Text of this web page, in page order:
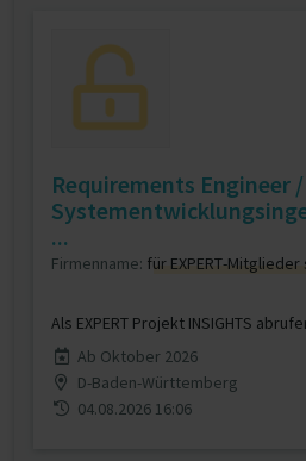
Requirements Engineer /
...
Firmenname: für EXPERT-
Als EXPERT Projekt INSIGHTS
Ab Oktober 2026
D-Baden-Württemberg
04.08.2026 16:06